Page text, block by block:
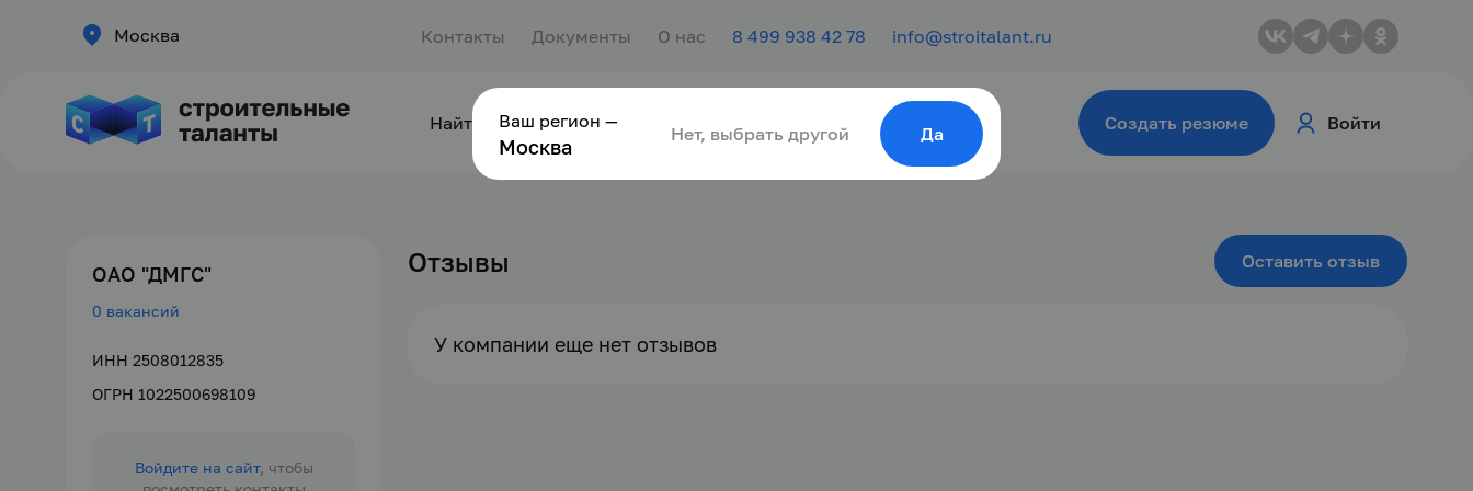
Москва Контакты Документы О нас 8 499 938 42 78 info@stroitalant.ru
Найти сотрудника Найти работу Для молодёжи Создать резюме Войти
ОАО "ДМГС"
0 вакансий
ИНН 2508012835
ОГРН 1022500698109
Войдите на сайт, чтобы
Отзывы Оставить отзыв
У компании еще нет отзывов
Ваш регион —
Москва
Нет, выбрать другой Да